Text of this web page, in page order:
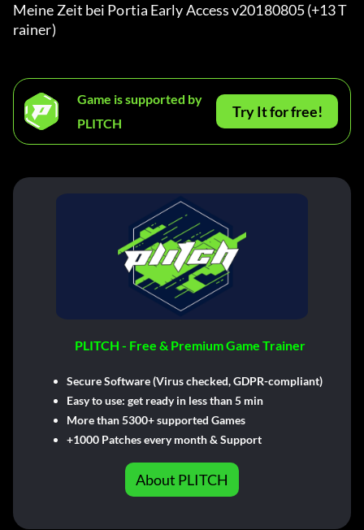
Meine Zeit bei Portia Early Access v20180805 (+13 T
rainer)
Game is supported by
PLITCH
Try It for free!
PLITCH - Free & Premium Game Trainer
Secure Software (Virus checked, GDPR-compliant)
Easy to use: get ready in less than 5 min
More than 5300+ supported Games
+1000 Patches every month & Support
About PLITCH